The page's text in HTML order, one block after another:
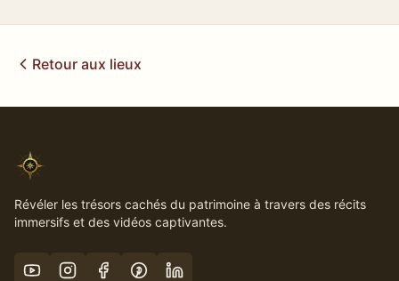
Retour aux lieux
Révéler les trésors cachés du patrimoine à travers des récits
immersifs et des vidéos captivantes.